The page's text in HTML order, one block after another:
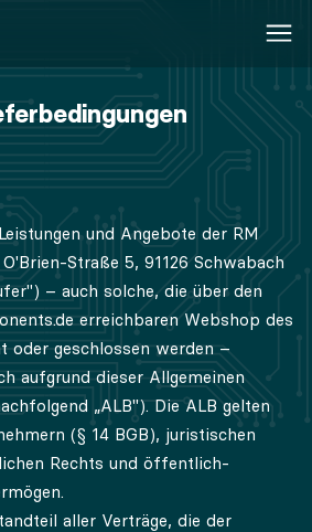
und Angebote der RM
Straße 5, 91126 Schwabach
– auch solche, die über den
erreichbaren Webshop des
oder geschlossen werden –
aufgrund dieser Allgemeinen
„ALB"). Die ALB gelten
(§ 14 BGB), juristischen
Rechts und öffentlich-
aller Verträge, die der